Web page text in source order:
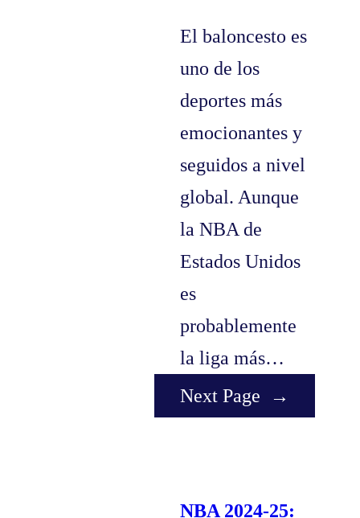
El baloncesto es
uno de los
deportes más
emocionantes y
seguidos a nivel
global. Aunque
la NBA de
Estados Unidos
es
probablemente
la liga más…
Next Page
→
NBA 2024-25: